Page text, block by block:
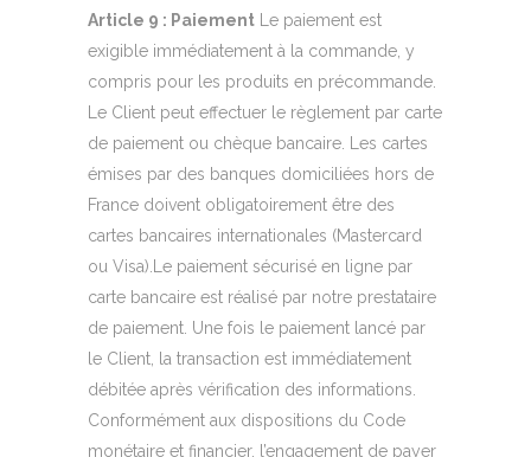
Article 9 : Paiement Le paiement est
exigible immédiatement à la commande, y
compris pour les produits en précommande.
Le Client peut effectuer le règlement par carte
de paiement ou chèque bancaire. Les cartes
émises par des banques domiciliées hors de
France doivent obligatoirement être des
cartes bancaires internationales (Mastercard
ou Visa).Le paiement sécurisé en ligne par
carte bancaire est réalisé par notre prestataire
de paiement. Une fois le paiement lancé par
le Client, la transaction est immédiatement
débitée après vérification des informations.
Conformément aux dispositions du Code
monétaire et financier, l’engagement de payer